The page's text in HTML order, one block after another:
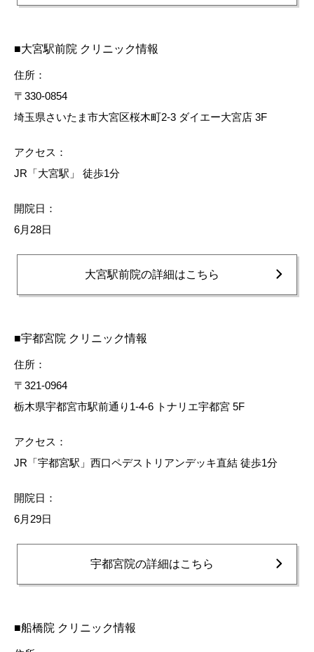
■大宮駅前院 クリニック情報
住所：
〒330-0854
埼玉県さいたま市大宮区桜木町2-3 ダイエー大宮店 3F
アクセス：
JR「大宮駅」 徒歩1分
開院日：
6月28日
大宮駅前院の詳細はこちら
■宇都宮院 クリニック情報
住所：
〒321-0964
栃木県宇都宮市駅前通り1-4-6 トナリエ宇都宮 5F
アクセス：
JR「宇都宮駅」西口ペデストリアンデッキ直結 徒歩1分
開院日：
6月29日
宇都宮院の詳細はこちら
■船橋院 クリニック情報